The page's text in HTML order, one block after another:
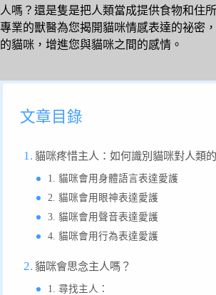
人嗎？還是隻是把人類當成提供食物和住
專業的獸醫為您揭開貓咪情感表達的祕密
的貓咪，增進您與貓咪之間的感情。
文章目錄
貓咪疼惜主人：如何識別貓咪對人類
1. 貓咪會用身體語言表達愛護
2. 貓咪會用眼神表達愛護
3. 貓咪會用聲音表達愛護
4. 貓咪會用行為表達愛護
貓咪會思念主人嗎？
1. 尋找主人：